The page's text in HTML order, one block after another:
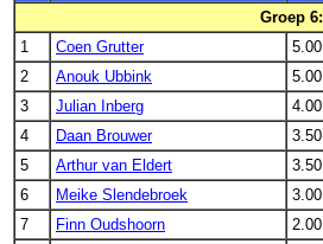
Groep 6:
1
Coen Grutter 5.00
2
Anouk Ubbink 5.00
3
Julian Inberg 4.00
4
Daan Brouwer 3.50
5
Arthur van Eldert 3.50
6
Meike Slendebroek 3.00
7
Finn Oudshoorn 2.00